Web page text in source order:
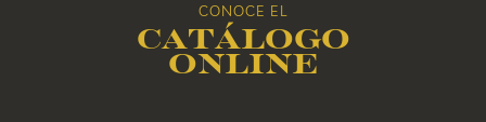
CONOCE EL
Catálogo
online